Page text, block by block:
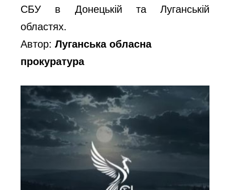
СБУ в Донецькій та Луганській
областях.
Автор:Луганська обласна
прокуратура